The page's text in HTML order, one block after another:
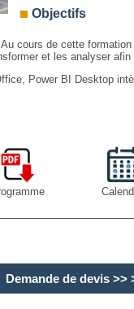
Objectifs
cours de cette
et les analyser
Power BI Desktop
Demande de devis>>